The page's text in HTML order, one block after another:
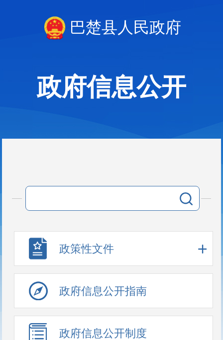
巴楚县人民政府
政府信息公开
政策性文件
政府信息公开指南
政府信息公开制度